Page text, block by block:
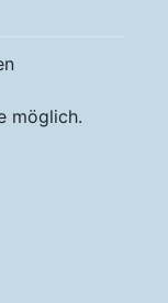
möglich.